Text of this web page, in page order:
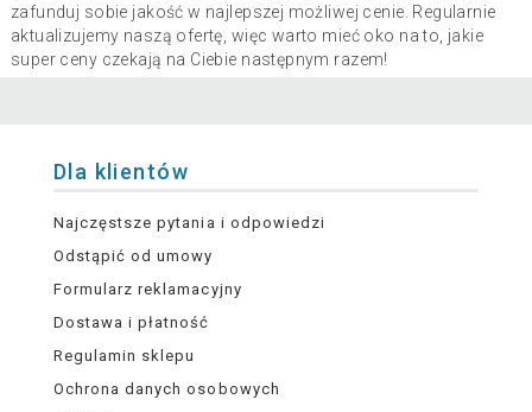
zafunduj sobie jakość w najlepszej możliwej cenie. Regularnie
aktualizujemy naszą ofertę, więc warto mieć oko na to, jakie
super ceny czekają na Ciebie następnym razem!
Dla klientów
Najczęstsze pytania i odpowiedzi
Odstąpić od umowy
Formularz reklamacyjny
Dostawa i płatność
Regulamin sklepu
Ochrona danych osobowych